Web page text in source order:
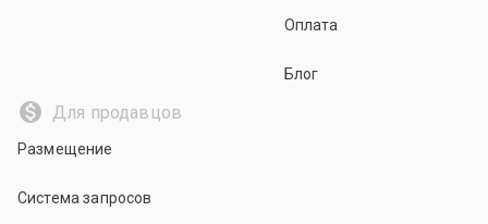
Оплата
Блог
Для продавцов
Размещение
Система запросов